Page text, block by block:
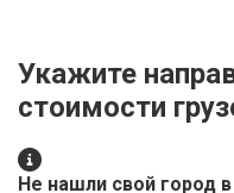
Укажите
стоимости
Не нашли свой город